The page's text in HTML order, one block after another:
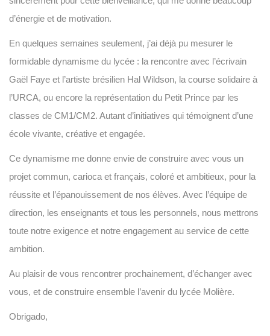
d’énergie et de motivation.
En quelques semaines seulement, j’ai déjà pu mesurer le
formidable dynamisme du lycée : la rencontre avec l’écrivain
Gaël Faye et l’artiste brésilien Hal Wildson, la course solidaire à
l’URCA, ou encore la représentation du Petit Prince par les
classes de CM1/CM2. Autant d’initiatives qui témoignent d’une
école vivante, créative et engagée.
Ce dynamisme me donne envie de construire avec vous un
projet commun, carioca et français, coloré et ambitieux, pour la
réussite et l’épanouissement de nos élèves. Avec l’équipe de
direction, les enseignants et tous les personnels, nous mettrons
toute notre exigence et notre engagement au service de cette
ambition.
Au plaisir de vous rencontrer prochainement, d’échanger avec
vous, et de construire ensemble l’avenir du lycée Molière.
Obrigado,